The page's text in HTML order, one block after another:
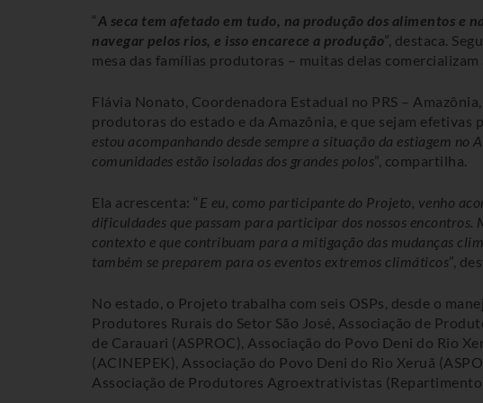
“ A seca tem afetado em tudo, na produção dos alimentos e
navegar pelos rios, e isso encarece a produção”, destaca.
mesa das famílias produtoras – muitas delas
Flávia Nonato, Coordenadora Estadual no PRS –
produtoras do estado e da Amazônia, e que sejam efetivas
estou acompanhando desde sempre a situação da estiagem no
comunidades estão isoladas dos grandes polos”, compartilha.
Ela acrescenta: “ E eu, como participante do Projeto, venho
dificuldades que passam para participar dos nossos
contexto e que contribuam para a mitigação das mudanças
também se preparem para os eventos extremos climáticos”,
No estado, o Projeto trabalha com seis OSPs, desde o
Produtores Rurais do Setor São José, Associação de
de Carauari (ASPROC), Associação do Povo Deni do Rio
(ACINEPEK), Associação do Povo Deni do Rio Xeruã
Associação de Produtores Agroextrativistas